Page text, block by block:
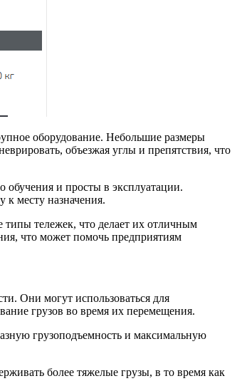
оборудование. Небольшие размеры
объезжая углы и препятствия, что
обучения и просты в эксплуатации.
к месту назначения.
типы тележек, что делает их отличным
что может помочь предприятиям
Они могут использоваться для
грузов во время их перемещения.
грузоподъемность и максимальную
более тяжелые грузы, в то время как